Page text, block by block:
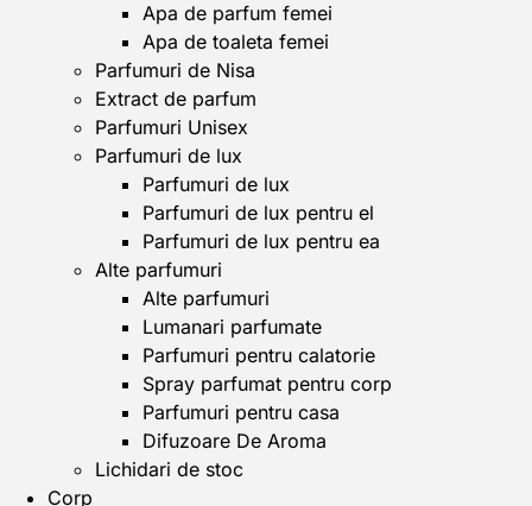
Apa de parfum femei
Apa de toaleta femei
Parfumuri de Nisa
Extract de parfum
Parfumuri Unisex
Parfumuri de lux
Parfumuri de lux
Parfumuri de lux pentru el
Parfumuri de lux pentru ea
Alte parfumuri
Alte parfumuri
Lumanari parfumate
Parfumuri pentru calatorie
Spray parfumat pentru corp
Parfumuri pentru casa
Difuzoare De Aroma
Lichidari de stoc
Corp